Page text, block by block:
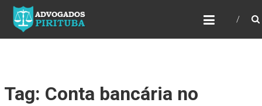
ADVOGADOS PIRITUBA
Precisando de advogado? Entre em contato!
Fazemos toda a assessoria que você
Tag: Conta bancária no